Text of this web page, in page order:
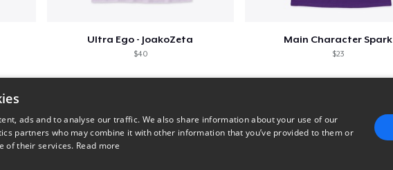
Ultra Ego - JoakoZeta
$40
Main Character Spark
$23
ads and to analyse our traffic. We also share information about your use of our
partners who may combine it with other information that you’ve provided to them or
of their services. Read more